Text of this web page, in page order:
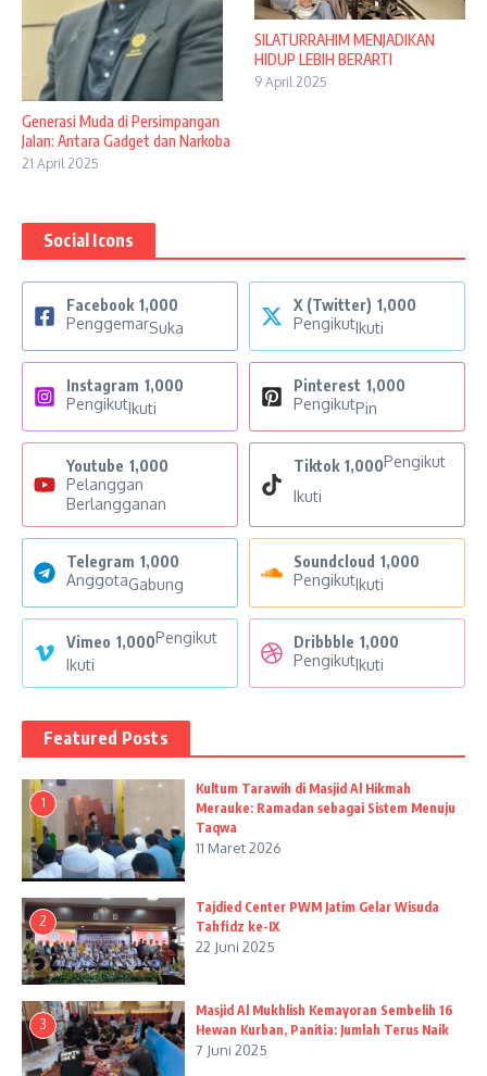
Generasi Muda di Persimpangan
Jalan: Antara Gadget dan Narkoba
21 April 2025
SILATURRAHIM MENJADIKAN
HIDUP LEBIH BERARTI
9 April 2025
Social Icons
Facebook 1,000
PenggemarSuka
X (Twitter) 1,000
PengikutIkuti
Instagram 1,000
PengikutIkuti
Pinterest 1,000
PengikutPin
Youtube 1,000
Pelanggan
Berlangganan
Tiktok 1,000Pengikut
Ikuti
Telegram 1,000
AnggotaGabung
Soundcloud 1,000
PengikutIkuti
Vimeo 1,000Pengikut
Ikuti
Dribbble 1,000
PengikutIkuti
Featured Posts
1
Kultum Tarawih di Masjid Al Hikmah
Merauke: Ramadan sebagai Sistem Menuju
Taqwa
11 Maret 2026
2
Tajdied Center PWM Jatim Gelar Wisuda
Tahfidz ke-IX
22 Juni 2025
3
Masjid Al Mukhlish Kemayoran Sembelih 16
Hewan Kurban, Panitia: Jumlah Terus Naik
7 Juni 2025